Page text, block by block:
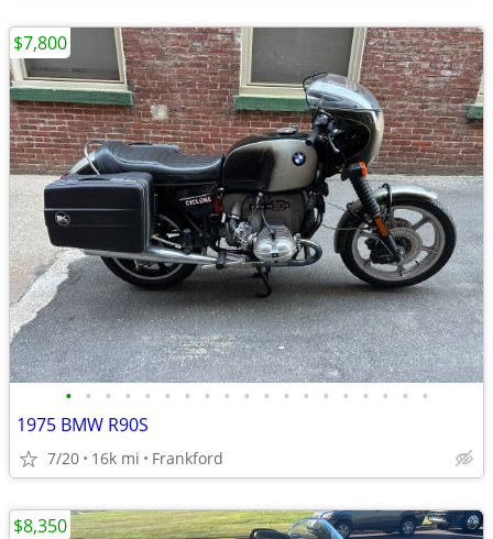
• • • • • • • • • • • • • • • • • • •
1975 BMW R90S
7/20 16k mi Frankford
$7,800
$8,350